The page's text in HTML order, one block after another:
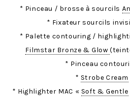
* Pinceau / brosse à sourcils
* Fixateur sourcils
* Palette contouring /
Filmstar Bronze & Glow
* Pinceau
* Strobe Cream
* Highlighter MAC « Soft & Gentle